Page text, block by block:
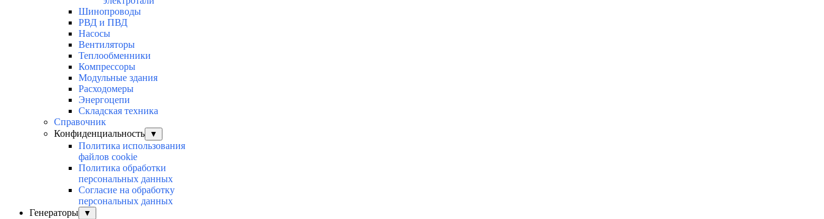
Шинопроводы
РВД и ПВД
Насосы
Вентиляторы
Теплообменники
Компрессоры
Модульные здания
Расходомеры
Энергоцепи
Складская техника
Справочник
Конфиденциальность
▼
Политика использования
файлов cookie
Политика обработки
персональных данных
Согласие на обработку
персональных данных
Генераторы
▼